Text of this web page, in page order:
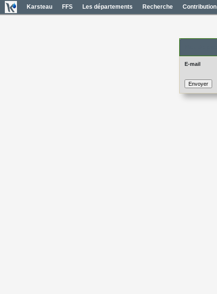
Karsteau FFS Les départements Recherche Contribution
E-mail